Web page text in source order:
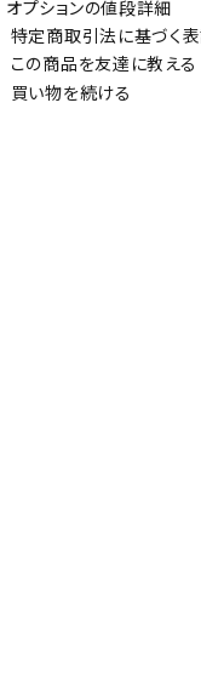
オプションの値段詳細
特定商取引法に基づく
この商品を友達に教える
買い物を続ける